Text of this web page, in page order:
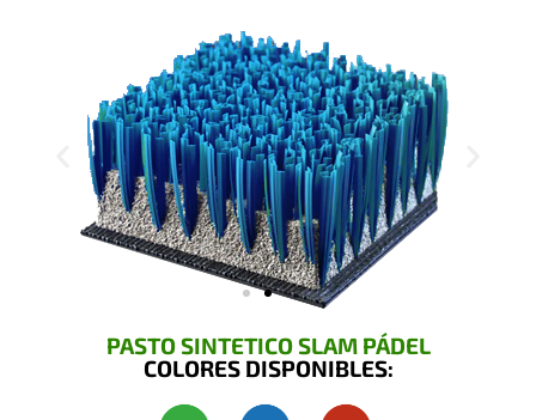
PASTO SINTETICO SLAM PÁDEL
COLORES DISPONIBLES: